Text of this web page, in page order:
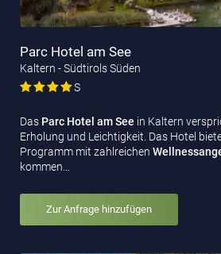
Parc Hotel am See
Kaltern - Südtirols Süden
S
Das Parc Hotel am See in Kaltern
Erholung und Leichtigkeit. Das Hotel
Programm mit zahlreichen
kommen…
Zur Anfrage hinzufügen